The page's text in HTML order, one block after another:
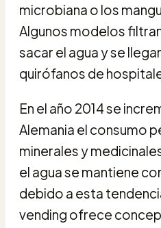
microbiana o los
Algunos modelos
sacar el agua y se
quirófanos de
En el año 2014 se
Alemania el consumo
minerales y
el agua se mantiene
debido a esta
vending ofrece